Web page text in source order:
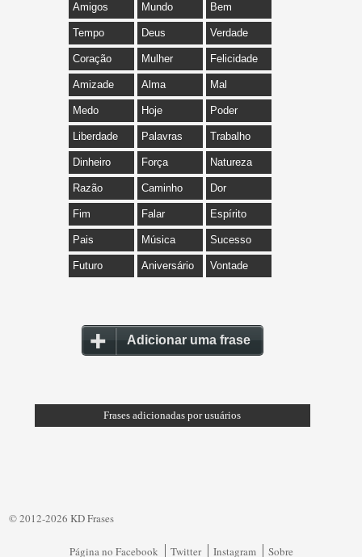
Amigos Mundo Bem
Tempo Deus Verdade
Coração Mulher Felicidade
Amizade Alma Mal
Medo Hoje Poder
Liberdade Palavras Trabalho
Dinheiro Força Natureza
Razão Caminho Dor
Fim Falar Espírito
Pais Música Sucesso
Futuro Aniversário Vontade
Adicionar uma frase
Frases adicionadas por usuários
© 2012-2026 KD Frases
Página no Facebook Twitter Instagram Sobre